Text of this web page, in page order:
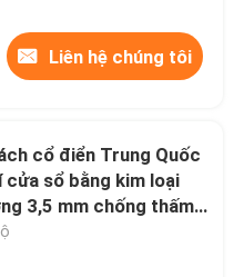
Liên hệ chúng tôi
cổ điển Trung Quốc
sổ bằng kim loại
3,5 mm chống thấm